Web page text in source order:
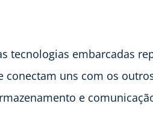
tecnologias embarcadas
conectam uns com os
e